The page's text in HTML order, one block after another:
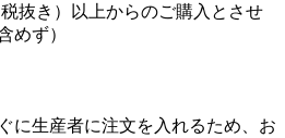
抜き）以上からのご購入とさせ
めず）
に生産者に注文を入れるため、お